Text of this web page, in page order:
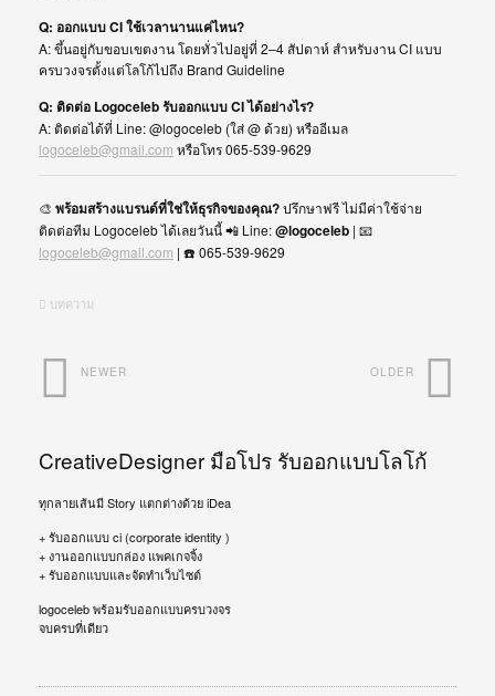
Q: ออกแบบ CI ใช้เวลานานแค่ไหน?
A: ขึ้นอยู่กับขอบเขตงาน โดยทั่วไปอยู่ที่ 2–4 สัปดาห์ สำหรับงาน CI แบบ
ครบวงจรตั้งแต่โลโก้ไปถึง Brand Guideline
Q: ติดต่อ Logoceleb รับออกแบบ CI ได้อย่างไร?
A: ติดต่อได้ที่ Line: @logoceleb (ใส่ @ ด้วย) หรืออีเมล
logoceleb@gmail.com หรือโทร 065-539-9629
🎨 พร้อมสร้างแบรนด์ที่ใช่ให้ธุรกิจของคุณ?ปรึกษาฟรี ไม่มีค่าใช้จ่าย
ติดต่อทีม Logoceleb ได้เลยวันนี้ 📲 Line:@logoceleb | 📧
logoceleb@gmail.com | ☎️ 065-539-9629
บทความ
OLDER
NEWER
CreativeDesigner มือโปร รับออกแบบโลโก้
ทุกลายเส้นมี Story แตกต่างด้วย iDea
+ รับออกแบบ ci (corporate identity )
+ งานออกแบบกล่อง แพคเกจจิ้ง
+ รับออกแบบและจัดทำเว็บไซต์
logoceleb พร้อมรับออกแบบครบวงจร
จบครบที่เดียว